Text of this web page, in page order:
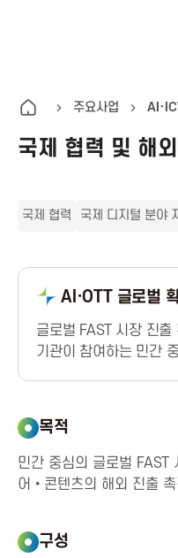
I
T
한
정
보
통
신
진
주요사업
국제 협력 및 해
국제 협력 국제 디지털 분야
AI·OTT 글로벌
글로벌 FAST 시장 진
기관이 참여하는 민간
목적
민간 중심의 글로벌 FAST
어•콘텐츠의 해외 진출
구성